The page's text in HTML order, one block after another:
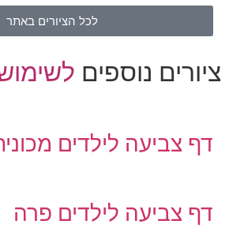
לכל הציורים באתר
ציורים נוספים
דף צביעה לילדים
דף צביעה לילדים פרה